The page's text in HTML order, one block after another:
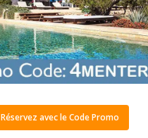
Réservez avec le Code Promo